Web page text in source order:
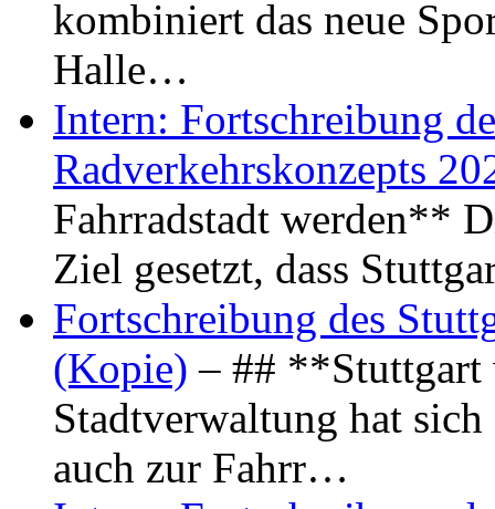
kombiniert das neue
Halle…
Intern: Fortschreibung
Radverkehrskonzepts
Fahrradstadt werden**
Ziel gesetzt, dass
Fortschreibung des
(Kopie) – ## **Stuttgart
Stadtverwaltung hat
auch zur Fahrr…